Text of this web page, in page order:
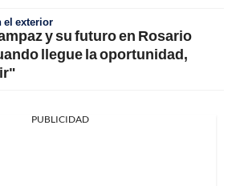
el exterior
y su futuro en Rosario
llegue la oportunidad,
PUBLICIDAD